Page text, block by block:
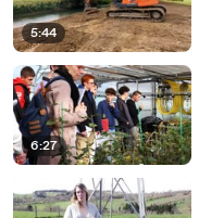
5:44
6:27